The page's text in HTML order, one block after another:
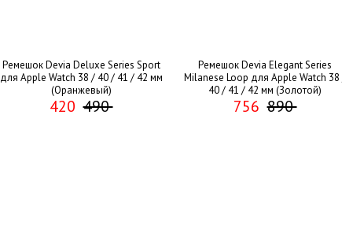
Ремешок Devia Deluxe Series Sport
для Apple Watch 38 / 40 / 41 / 42 мм
(Оранжевый)
420 490
Ремешок Devia Elegant Series
Milanese Loop для Apple Watch
40 / 41 / 42 мм (Золотой)
756 890